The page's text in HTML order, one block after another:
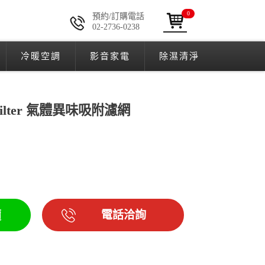
預約/訂購電話
02-2736-0238
0
冷暖空調 影音家電 除濕清淨
氣體異味吸附濾網
電話洽詢